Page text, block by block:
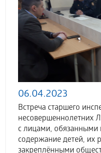
06.04.2023
Встреча старшего
несовершеннолетних
с лицами, обязанными
содержание детей, их
закреплёнными